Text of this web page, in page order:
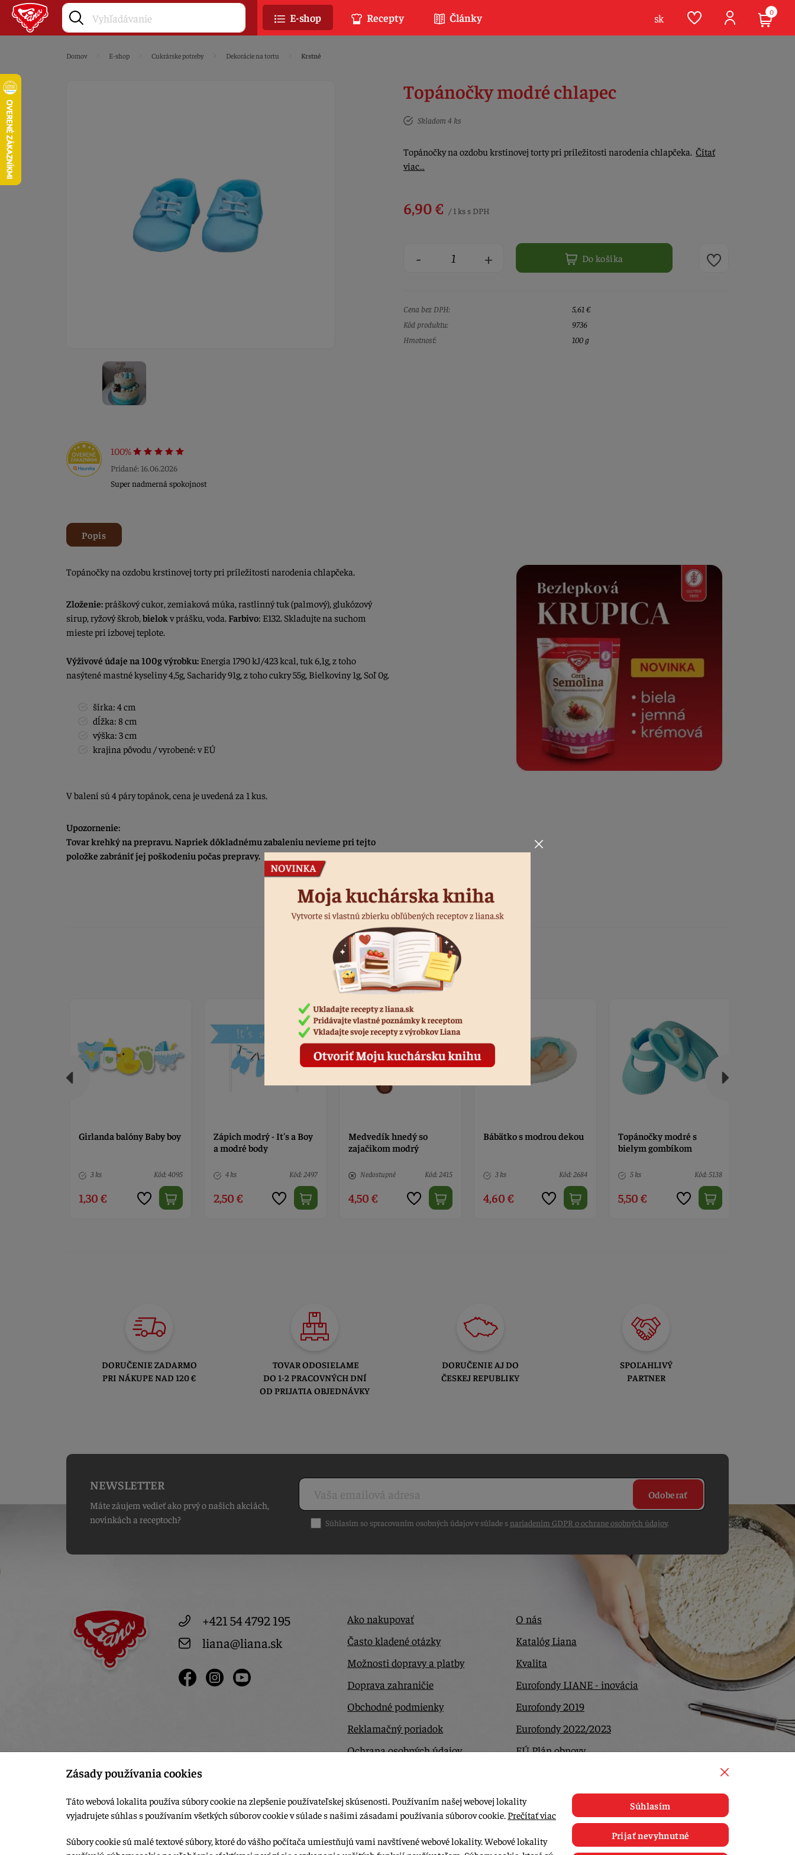
Domov E-shop Cukrárske potreby Dekorácie na tortu Krstné
100%
Pridané: 16.06.2026
Super nadmerná spokojnost
Topánočky modré chlapec
Skladom 4 ks
Topánočky na ozdobu krstinovej torty pri príležitosti narodenia chlapčeka. Čítať
viac…
6,90 € / 1 ks s DPH
- + Do košíka
Cena bez DPH:
5,61 €
Kód produktu:
9736
Hmotnosť:
100 g
Popis
Topánočky na ozdobu krstinovej torty pri príležitosti narodenia chlapčeka.
Zloženie:práškový cukor, zemiaková múka, rastlinný tuk (palmový), glukózový
sirup, ryžový škrob, bielokv prášku, voda. Farbivo: E132. Skladujte na suchom
mieste pri izbovej teplote.
Výživové údaje na 100g výrobku: Energia 1790 kJ/423 kcal, tuk 6,1g, z toho
nasýtené mastné kyseliny 4,5g, Sacharidy 91g, z toho cukry 55g, Bielkoviny 1g, Soľ 0g.
šírka: 4 cm
dĺžka: 8 cm
výška: 3 cm
krajina pôvodu / vyrobené: v EÚ
V balení sú 4 páry topánok, cena je uvedená za 1 kus.
Upozornenie:
Tovar krehký na prepravu. Napriek dôkladnému zabaleniu nevieme pri tejto
položke zabrániť jej poškodeniu počas prepravy.
Podobné produkty
Zápich modrý - It's a Boy
4 ks Kód: 2497
2,50 €
Medvedík hnedý so
zajačikom modrý
Nedostupné Kód: 2415
4,50 €
Bábätko s modrou dekou
3 ks Kód: 2684
4,60 €
Topánočky modré s
5 ks Kód: 5138
5,50 €
Topánočky biele s
ružičkami
5 ks Kód: 5334
6,00 €
DORUČENIE ZADARMO
PRI NÁKUPE NAD 120 €
TOVAR ODOSIELAME
DO 1-2 PRACOVNÝCH DNÍ
OD PRIJATIA OBJEDNÁVKY
DORUČENIE AJ DO
ČESKEJ REPUBLIKY
SPOĽAHLIVÝ
PARTNER
NEWSLETTER
Máte záujem vedieť ako prvý o našich akciách,
novinkách a receptoch?
Odoberať
Súhlasím so spracovaním osobných údajov v súlade snariadením GDPR o ochrane osobných údajov.
+421 54 4792 195
liana@liana.sk
Ako nakupovať
Často kladené otázky
Možnosti dopravy a platby
Doprava zahraničie
Obchodné podmienky
Reklamačný poriadok
Ochrana osobných údajov
O nás
Katalóg Liana
Kvalita
Eurofondy LIANE - inovácia
Eurofondy 2019
Eurofondy 2022/2023
EÚ Plán obnovy
E-shop Recepty Články sk 0
Zásady používania cookies
Táto webová lokalita používa súbory cookie na zlepšenie používateľskej skúsenosti. Používaním našej webovej lokality
vyjadrujete súhlas s používaním všetkých súborov cookie v súlade s našimi zásadami používania súborov cookie. Prečítať viac
Súbory cookie sú malé textové súbory, ktoré do vášho počítača umiestňujú vami navštívené webové lokality. Webové lokality
Súhlasím
Prijať nevyhnutné